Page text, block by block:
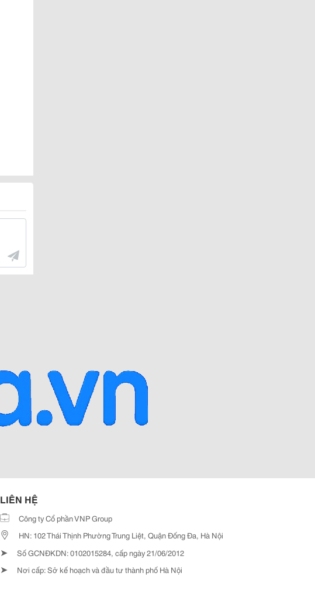
LIÊN HỆ
Công ty Cổ phần VNP Group
HN: 102 Thái Thịnh Phường Trung Liệt, Quận Đống Đa, Hà Nội
➤ Số GCNĐKDN: 0102015284, cấp ngày 21/06/2012
➤ Nơi cấp: Sở kế hoạch và đầu tư thành phố Hà Nội